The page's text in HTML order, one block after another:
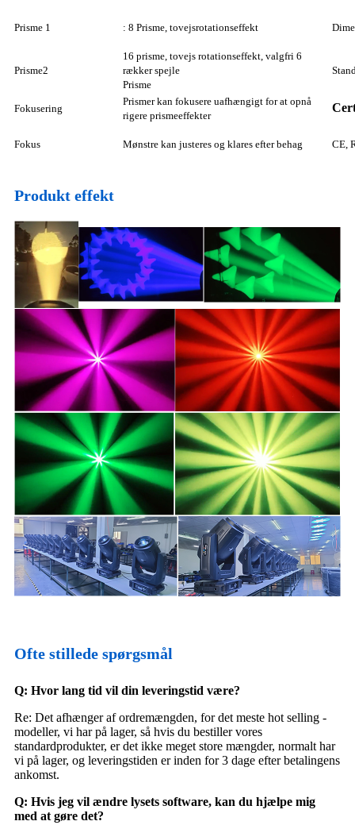
Prisme 1 : 8 Prisme, tovejsrotationseffekt
Prisme2
16 prisme, tovejs rotationseffekt, valgfri 6
rækker spejle
Prisme
Fokusering
Prismer kan fokusere uafhængigt for at opnå
rigere prismeeffekter
Fokus Mønstre kan justeres og klares efter behag CE,
Produkt effekt
Ofte stillede spørgsmål
Q: Hvor lang tid vil din leveringstid være?
Re: Det afhænger af ordremængden, for det meste hot selling -
modeller, vi har på lager, så hvis du bestiller vores
standardprodukter, er det ikke meget store mængder, normalt har
vi på lager, og leveringstiden er inden for 3 dage efter betalingens
ankomst.
Q: Hvis jeg vil ændre lysets software, kan du hjælpe mig
med at gøre det?